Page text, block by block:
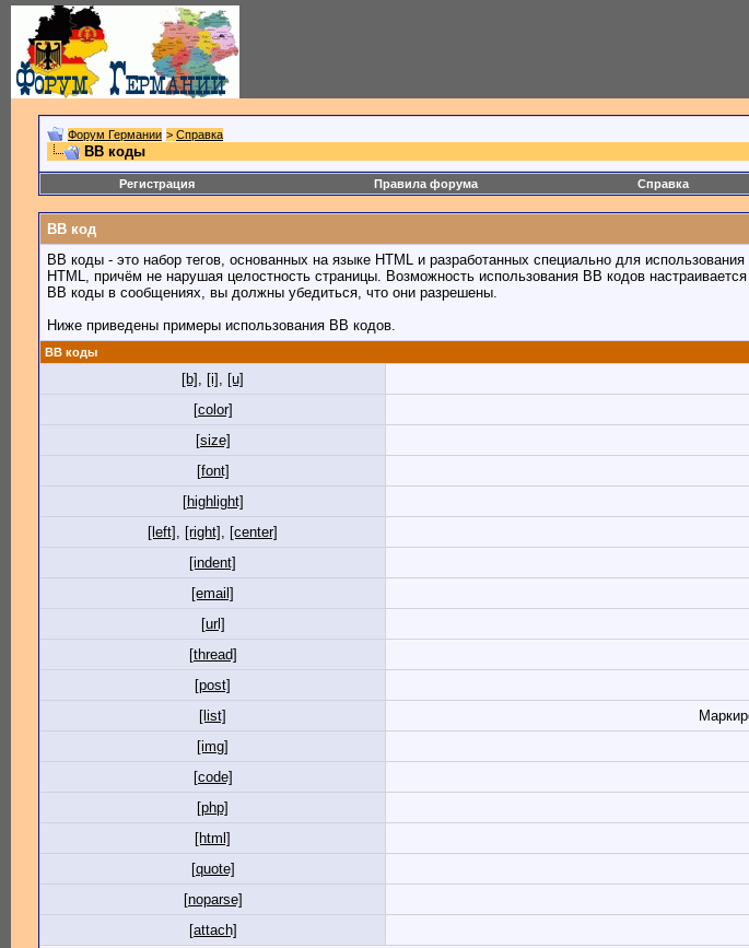
Форум Германии > Справка
BB коды
Регистрация Правила форума Справка
BB код
BB коды - это набор тегов, основанных на языке HTML и разработанных специально для
HTML, причём не нарушая целостность страницы. Возможность использования BB кодов
BB коды в сообщениях, вы должны убедиться, что они разрешены.
Ниже приведены примеры использования BB кодов.
BB коды
[b] , [i] , [u]
[color]
[size]
[font]
[highlight]
[left] , [right] , [center]
[indent]
[email]
[url]
[thread]
[post]
[list]
[img]
[code]
[php]
[html]
[quote]
[noparse]
[attach]